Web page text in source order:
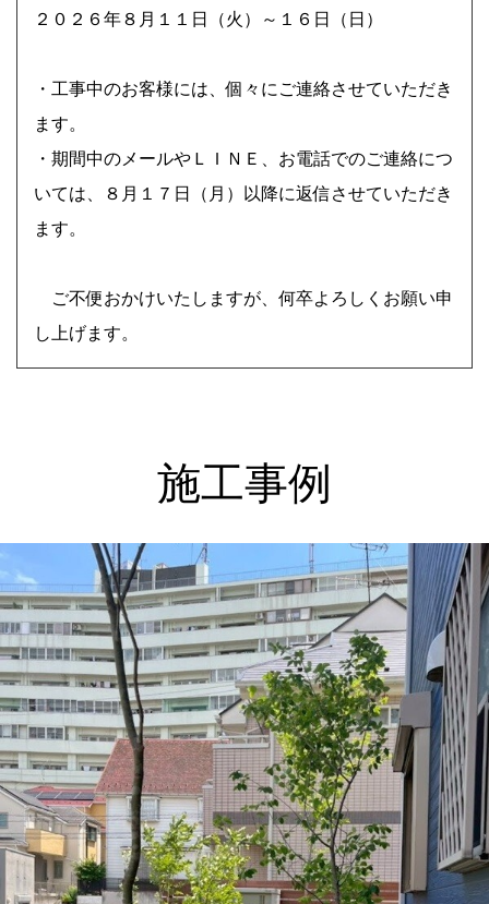
採り雑木で木陰・木漏れ日のあるもうひとつのリビング
２０２６年 夏季休暇について
２０２６年８月１１日（火）～１６日（日）
・工事中のお客様には、個々にご連絡させていただき
ます。
・期間中のメールやＬＩＮＥ、お電話でのご連絡につ
いては、８月１７日（月）以降に返信させていただき
ます。
ご不便おかけいたしますが、何卒よろしくお願い申
し上げます。
施工事例